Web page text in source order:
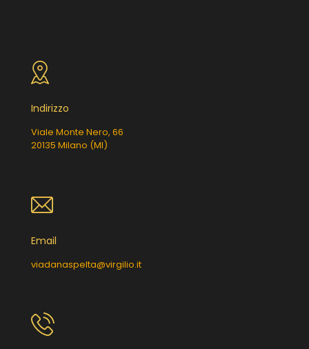
Indirizzo
Viale Monte Nero, 66
20135 Milano (MI)
Email
viadanaspelta@virgilio.it